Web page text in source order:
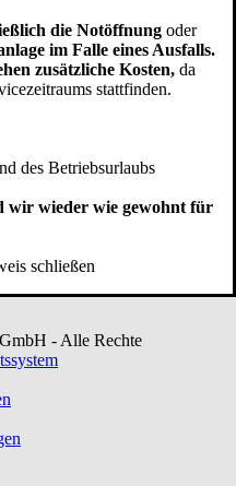
die Notöffnung oder
im Falle eines Ausfalls.
zusätzliche Kosten, da
stattfinden.
des Betriebsurlaubs
wir wieder wie gewohnt für
schließen
bei 110 Rezensionen
- Alle Rechte